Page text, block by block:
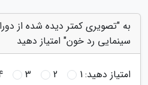
به "تصویری کمتر دیده شده از
سینمایی رد خون" امتیاز دهید
امتیاز دهید:1
2
3